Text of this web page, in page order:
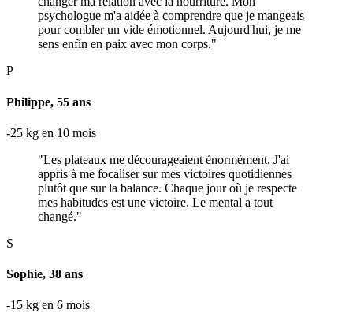
psychologue m'a aidée à comprendre que je mangeais
pour combler un vide émotionnel. Aujourd'hui, je me
sens enfin en paix avec mon corps."
P
Philippe, 55 ans
-25 kg en 10 mois
"Les plateaux me décourageaient énormément. J'ai
appris à me focaliser sur mes victoires quotidiennes
plutôt que sur la balance. Chaque jour où je respecte
mes habitudes est une victoire. Le mental a tout
changé."
S
Sophie, 38 ans
-15 kg en 6 mois